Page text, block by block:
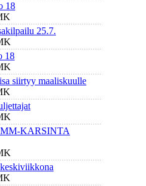
18
25.7.
18
siirtyy maaliskuulle
KARSINTA